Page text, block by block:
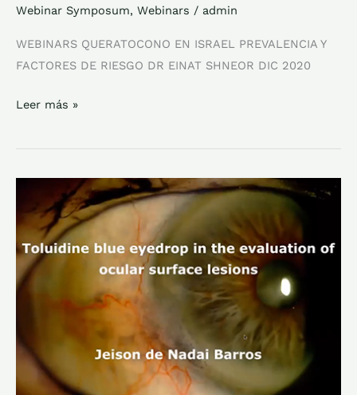
Webinar Symposum, Webinars / admin
WEBINARS QUERATOCONO EN ISRAEL PREVALENCIA Y
FACTORES DE RIESGO DR EINAT SHNEOR DIC 2020
Leer más »
CITOLOGIA
IMPRESION
DR
JEISON
BARROS
2021